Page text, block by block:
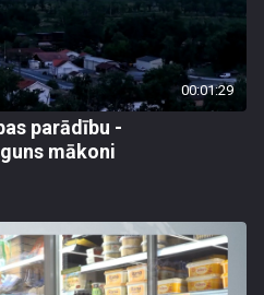
00:01:29
parādību -
mākoni